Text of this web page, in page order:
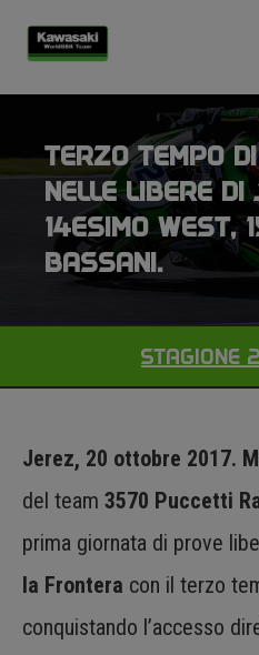
TERZO TEMPO
NELLE LIBERE DI
14ESIMO WEST,
BASSANI.
STAGIONE
Jerez, 20 ottobre 2017.
del team 3570 Puccetti
prima giornata di prove
la Frontera con il terzo
conquistando l’accesso